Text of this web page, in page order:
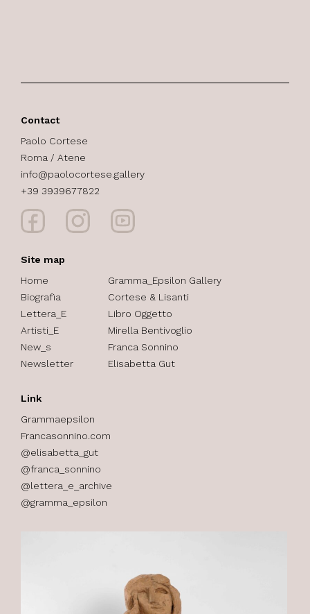
Contact
Paolo Cortese
Roma / Atene
info@paolocortese.gallery
+39 3939677822
Site map
Home
Biografia
Lettera_E
Artisti_E
New_s
Newsletter
Gramma_Epsilon Gallery
Cortese & Lisanti
Libro Oggetto
Mirella Bentivoglio
Franca Sonnino
Elisabetta Gut
Link
Grammaepsilon
Francasonnino.com
@elisabetta_gut
@franca_sonnino
@lettera_e_archive
@gramma_epsilon